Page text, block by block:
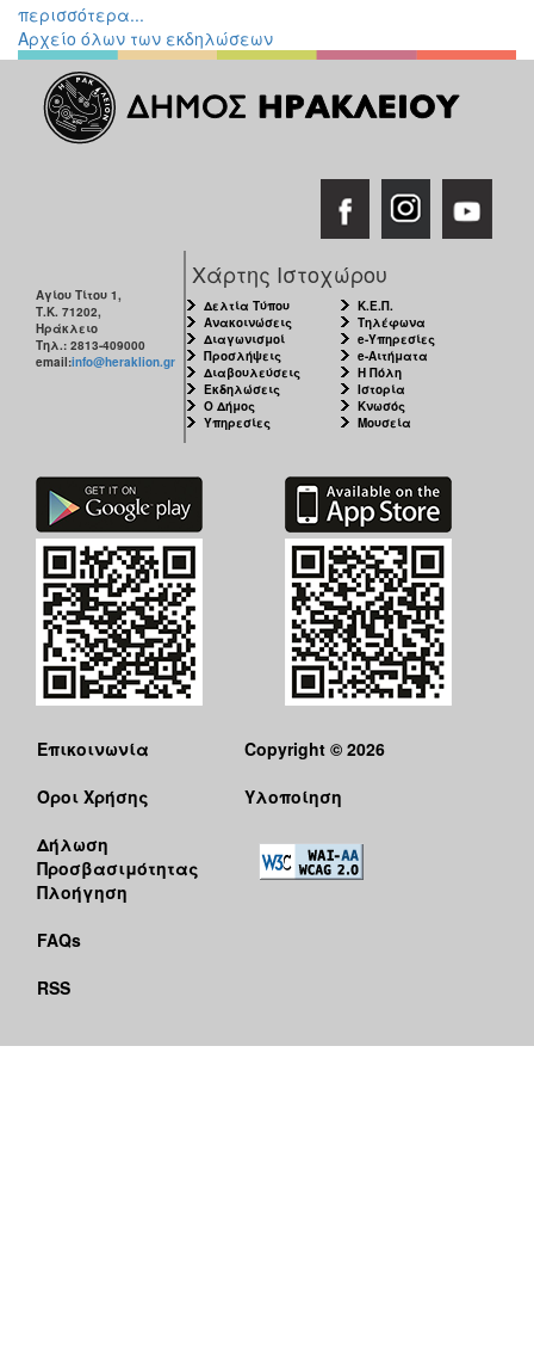
περισσότερα...
Αρχείο όλων των εκδηλώσεων
Αγίου Τίτου 1,
Τ.Κ. 71202,
Ηράκλειο
Τηλ.: 2813-409000
email:info@heraklion.gr
Χάρτης Ιστοχώρου
Δελτία Τύπου
Ανακοινώσεις
Διαγωνισμοί
Προσλήψεις
Διαβουλεύσεις
Εκδηλώσεις
Ο Δήμος
Υπηρεσίες
Κ.Ε.Π.
Τηλέφωνα
e-Υπηρεσίες
e-Αιτήματα
Η Πόλη
Ιστορία
Κνωσός
Μουσεία
Επικοινωνία
Όροι Χρήσης
Δήλωση
Προσβασιμότητας
Πλοήγηση
FAQs
RSS
Copyright © 2026
Υλοποίηση